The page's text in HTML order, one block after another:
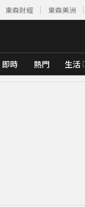
東森財經 東森美洲
即時 熱門 生活